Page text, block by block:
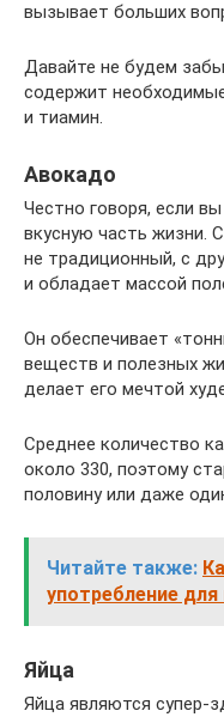
вызывает больших
Давайте не будем
содержит
и тиамин.
Авокадо
Честно говоря, если
вкусную часть жизни.
не традиционный, с
и обладает массой
Он обеспечивает
веществ и полезных
делает его мечтой
Среднее количество
около 330, поэтому
половину или даже
Читайте также:
употребление для
Яйца
Яйца являются супер-